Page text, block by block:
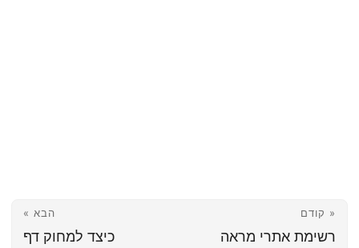
« קודם
רשימת אתרי מראה
הבא »
כיצד למחוק דף